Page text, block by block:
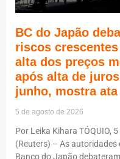
BC do Japão
riscos
alta dos preços
após alta de
junho, mostra ata
5 de agosto de 2026
Por Leika Kihara TÓQUIO,
(Reuters) – As autoridades
Banco do Japão